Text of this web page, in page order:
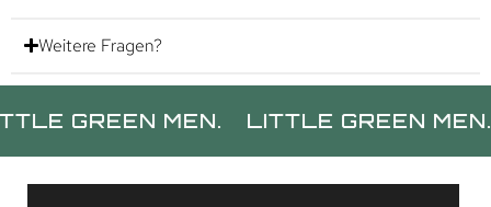
Weitere Fragen?
MEN. LITTLE GREEN MEN.